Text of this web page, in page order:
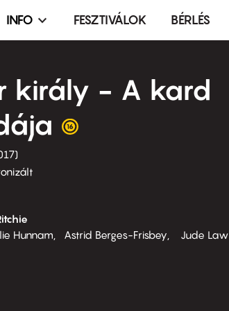
Infó,
terembérlés
menü
INFO FESZTIVÁLOK BÉRLÉS
király - A kard
Hunnam Astrid Berges-Frisbey Jude Law